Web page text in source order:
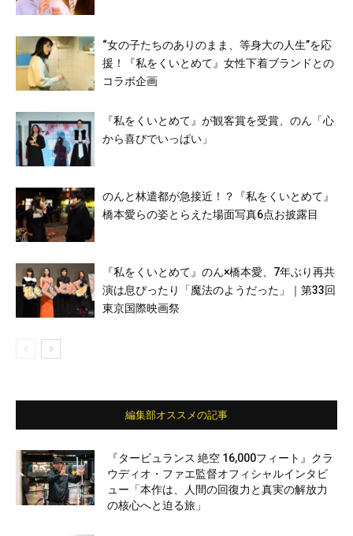
“女の子たちのありのまま、等身大の人生”を応
援！『私をくいとめて』女性下着ブランドとの
コラボ企画
『私をくいとめて』が観客賞を受賞、のん「心
から喜びでいっぱい」
のんと林遣都が急接近！？『私をくいとめて』
橋本愛らの姿とらえた場面写真6点お披露目
『私をくいとめて』のん×橋本愛、7年ぶり再共
演は息ぴったり「魔法のようだった」｜第33回
東京国際映画祭
編集部オススメの記事
『タービュランス 絶空 16,000フィート』クラ
ウディオ・ファエ監督オフィシャルインタビ
ュー「本作は、人間の回復力と真実の解放力
の核心へと迫る旅」